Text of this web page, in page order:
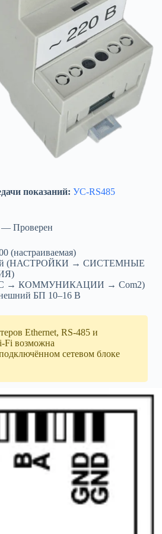
показаний: УС-RS485
— Проверен
(настраиваемая)
(НАСТРОЙКИ → СИСТЕМНЫЕ
→ КОММУНИКАЦИИ → Com2)
БП 10–16 В
Ethernet, RS-485 и
Fi возможна
сетевом блоке